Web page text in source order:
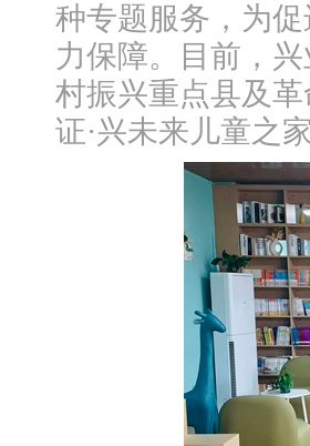
种专题服务，为
力保障。目前，
村振兴重点县及
证·兴未来儿童之